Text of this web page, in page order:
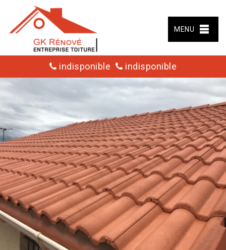
MENU
indisponible indisponible